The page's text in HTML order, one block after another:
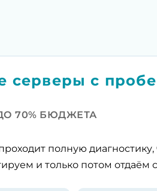
серверы с
70% БЮДЖЕТА
полную
и только потом отдаём